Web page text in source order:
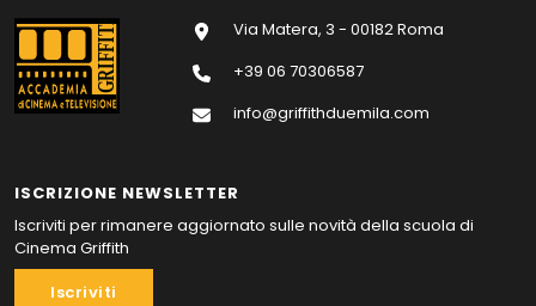
Via Matera, 3 - 00182 Roma
+39 06 70306587
info@griffithduemila.com
ISCRIZIONE NEWSLETTER
Iscriviti per rimanere aggiornato sulle novità della scuola di
Cinema Griffith
Iscriviti